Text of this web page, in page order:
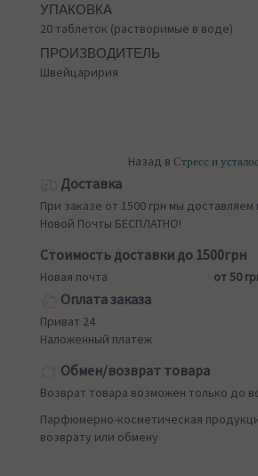
УПАКОВКА
20 таблеток (растворимые в воде)
ПРОИЗВОДИТЕЛЬ
Швейцаририя
Назад в Стресс и
Доставка
При заказе от 1500 грн мы
Новой Почты БЕСПЛАТНО!
Стоимость доставки до 1500грн
Новая почта от 50
Оплата заказа
Приват 24
Наложенный платеж
Обмен/возврат товара
Возврат товара возможен только до
Парфюмерно-косметическая
возврату или обмену